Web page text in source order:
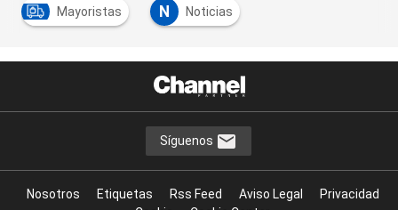
Mayoristas N Noticias
Síguenos
Nosotros Etiquetas Rss Feed Aviso Legal
Privacidad